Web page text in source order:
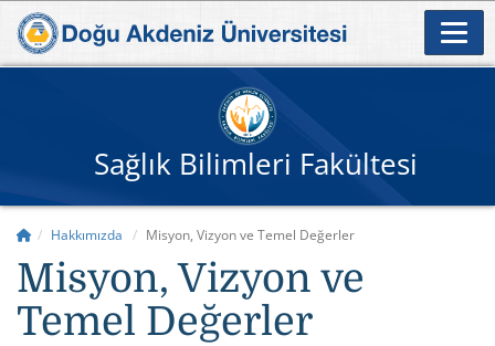
Sağlık Bilimleri Fakültesi
Hakkımızda Misyon, Vizyon ve Temel Değerler
Misyon, Vizyon ve
Temel Değerler